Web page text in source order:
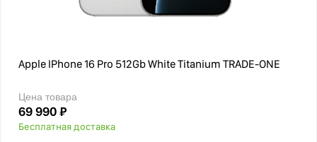
Apple IPhone 16 Pro 512Gb White Titanium TRADE-ONE
Цена товара
69 990 ₽
Бесплатная доставка